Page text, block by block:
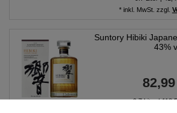
* inkl. MwSt. zzgl.
Suntory Hibiki
43%
0.7Liter|